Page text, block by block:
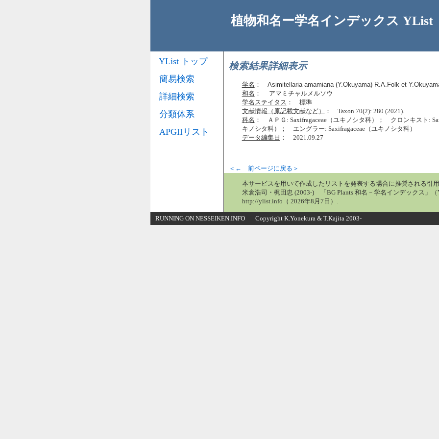
植物和名ー学名インデックス YList
検索結果詳細表示
学名 ： Asimitellaria amamiana (Y.Okuyama) R.A.Folk et
和名 ： アマミチャルメルソウ
学名ステイタス ： 標準
文献情報（原記載文献など）
： Taxon 70(2): 280 (2021).
科名 ： ＡＰＧ: Saxifragaceae（ユキノシタ科）； クロンキスト:
キノシタ科）； エングラー: Saxifragaceae（ユキノシタ科）
データ編集日 ： 2021.09.27
＜← 前ページに戻る＞
YList トップ
簡易検索
詳細検索
分類体系
APGIIリスト
本サービスを用いて作成したリストを発表する場合に推奨される引
米倉浩司・梶田忠 (2003-) 「BG Plants 和名－学名インデックス」
http://ylist.info（ 2026年8月7日）.
RUNNING ON NESSEIKEN.INFO Copyright K.Yonekura & T.Kajita 2003-